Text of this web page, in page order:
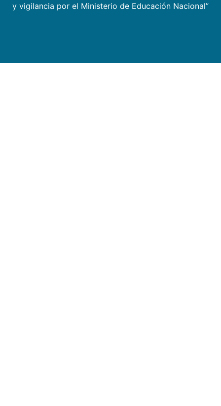
y vigilancia por el Ministerio de Educación Nacional”